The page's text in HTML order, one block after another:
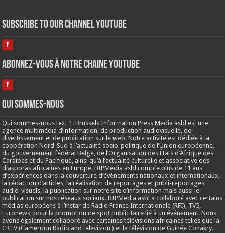
Subscribe to our Channel Youtube
Abonnez-vous à notre chaine Youtube
Qui sommes-nous
Qui sommes-nous text 1. Brussels Information Press Media asbl est une
agence multimédia d’information, de production audiovisuelle, de
divertissement et de publication sur le web. Notre activité est dédiée à la
coopération Nord-Sud à l’actualité socio-politique de l’Union européenne,
du gouvernement fédéral Belge, de l’Organisation des États d’Afrique des
Caraïbes et du Pacifique, ainsi qu’à l’actualité culturelle et associative des
diasporas africaines en Europe. BIPMedia asbl compte plus de 11 ans
d’expériences dans la couverture d’évènements nationaux et internationaux,
la rédaction d’articles, la réalisation de reportages et publi-reportages
audio-visuels, la publication sur notre site d’information mais aussi le
publication sur nos réseaux sociaux. BIPMedia asbl a collaboré avec certains
médias européens à l’instar de Radio France Internationale (RFI), TV5,
Euronews, pour la promotion de spot publicitaire lié à un événement. Nous
avons également collaboré avec certaines télévisions africaines telles que la
CRTV (Cameroon Radio and television ) et la télévision de Guinée Conakry.